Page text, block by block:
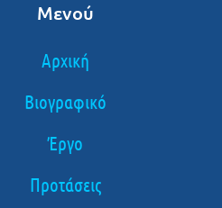
Μενού
Αρχική
Βιογραφικό
Έργο
Προτάσεις